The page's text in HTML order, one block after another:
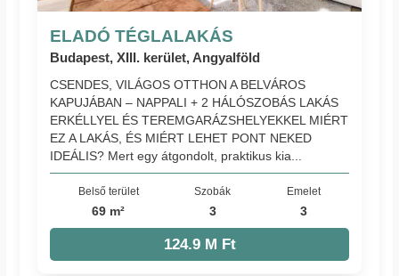
ELADÓ TÉGLALAKÁS
Budapest, XIII. kerület, Angyalföld
CSENDES, VILÁGOS OTTHON A BELVÁROS
KAPUJÁBAN – NAPPALI + 2 HÁLÓSZOBÁS LAKÁS
ERKÉLLYEL ÉS TEREMGARÁZSHELYEKKEL MIÉRT
EZ A LAKÁS, ÉS MIÉRT LEHET PONT NEKED
IDEÁLIS? Mert egy átgondolt, praktikus kia...
Belső terület
69 m²
Szobák
3
Emelet
3
124.9 M Ft